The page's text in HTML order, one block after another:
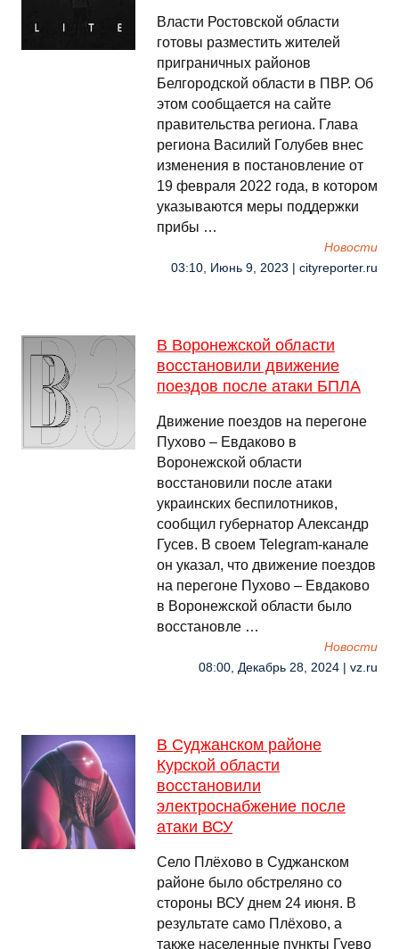
Власти Ростовской области
готовы разместить жителей
приграничных районов
Белгородской области в ПВР. Об
этом сообщается на сайте
правительства региона. Глава
региона Василий Голубев внес
изменения в постановление от
19 февраля 2022 года, в котором
указываются меры поддержки
прибы …
Новости
03:10, Июнь 9, 2023 | cityreporter.ru
В Воронежской области
восстановили движение
поездов после атаки БПЛА
Движение поездов на перегоне
Пухово – Евдаково в
Воронежской области
восстановили после атаки
украинских беспилотников,
сообщил губернатор Александр
Гусев. В своем Telegram-канале
он указал, что движение поездов
на перегоне Пухово – Евдаково
в Воронежской области было
восстановле …
Новости
08:00, Декабрь 28, 2024 | vz.ru
В Суджанском районе
Курской области
восстановили
электроснабжение после
атаки ВСУ
Село Плёхово в Суджанском
районе было обстреляно со
стороны ВСУ днем 24 июня. В
результате само Плёхово, а
также населенные пункты Гуево